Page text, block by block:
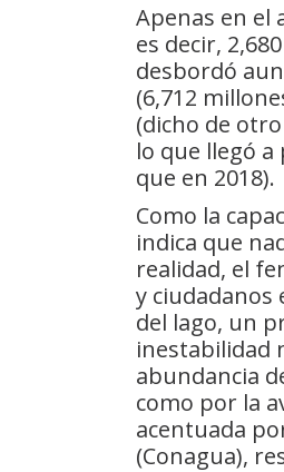
Apenas en el
es decir,
desbordó
(6,712
(dicho de
lo que llegó
que en 2018).
Como la
indica que
realidad, el
y ciudadanos
del lago, un
inestabilidad
abundancia
como por la
acentuada
(Conagua),